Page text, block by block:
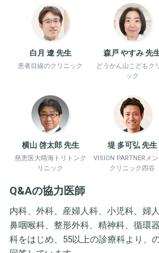
白月 遼 先生
患者目線のクリニック
森戸 やすみ 先
どうかん山こどもク
ック
横山 啓太郎 先生
慈恵医大晴海トリトンク
リニック
堤 多可弘 先生
VISION PARTNERメ
クリニック四谷
Q&Aの協力医師
内科、外科、産婦人科、小児科、婦
鼻咽喉科、整形外科、精神科、循環
科をはじめ、55以上の診療科より、